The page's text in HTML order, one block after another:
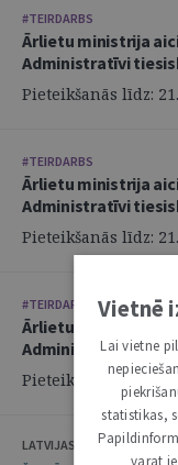
#TEIRDARBS
Ārlietu ministrija
Administratīvi
Pieteikšanās līdz:
#TEIRDARBS
Ārlietu ministrija
Administratīvi
Pieteikšanās līdz:
#TEIRDARBS
Ārlietu ministrija
Administratīvi
Pieteikšanās līdz:
LATVIJAS ZVĒRINĀTU
Vietnē
Lai vietne
statistikas,
varat